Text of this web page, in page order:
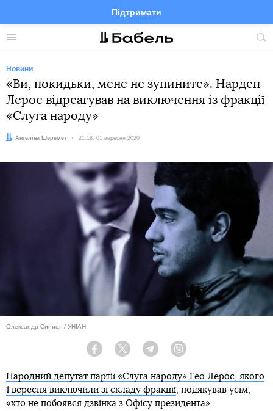
Меню
Підтримати
FacebookTelegramTwitter
Новини
«Ви, покидьки, мене не зупините». Нардеп
Лерос відреагував на виключення із фракції
«Слуга народу»
Автор:
Ангеліна Шеремет Дата:
21:18, 01 вересня 2020
Олександр Синиця / УНІАН
Facebook Twitter Telegram
Народний депутат партії «Слуга народу» Гео Лерос, якого
1 вересня виключили зі складу фракції, подякував усім,
«хто не побоявся дзвінка з Офісу президента».